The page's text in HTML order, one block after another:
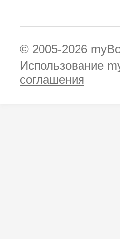
© 2005-2026
Использование
соглашения